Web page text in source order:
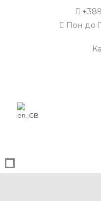
Пон до